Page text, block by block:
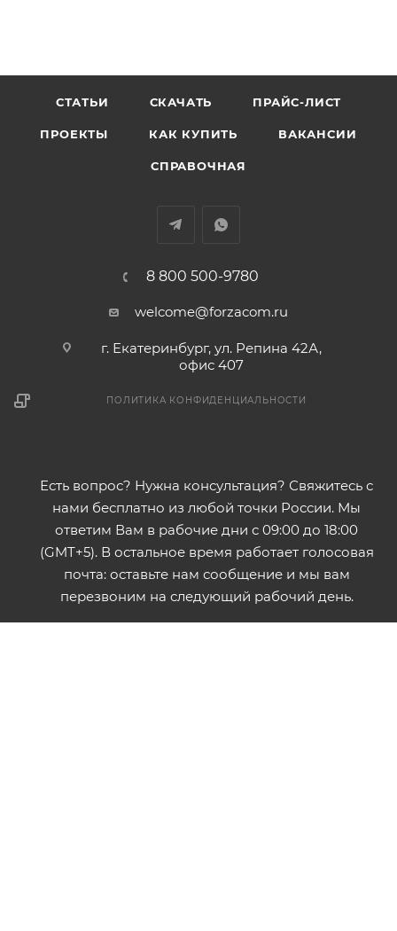
СТАТЬИ СКАЧАТЬ ПРАЙС-ЛИСТ
ПРОЕКТЫ КАК КУПИТЬ ВАКАНСИИ
СПРАВОЧНАЯ
8 800 500-9780
welcome@forzacom.ru
г. Екатеринбург, ул. Репина 42А,
офис 407
ПОЛИТИКА КОНФИДЕНЦИАЛЬНОСТИ
Есть вопрос? Нужна консультация? Свяжитесь с
нами бесплатно из любой точки России. Мы
ответим Вам в рабочие дни с 09:00 до 18:00
(GMT+5). В остальное время работает голосовая
почта: оставьте нам сообщение и мы вам
перезвоним на следующий рабочий день.